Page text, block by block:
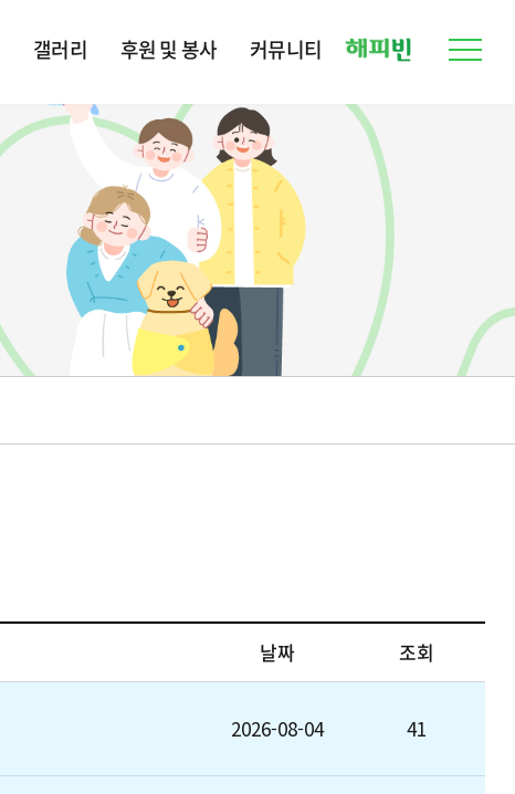
갤러리 후원 및 봉사 커뮤니티
날짜 조회
2026-08-04 41